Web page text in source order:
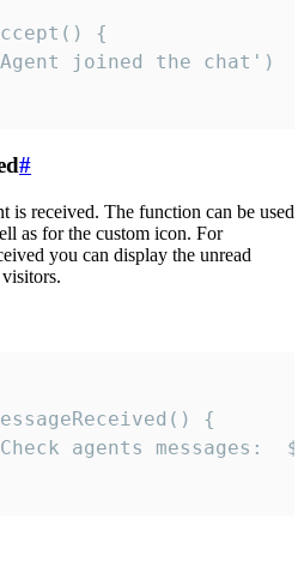
{
#
is received. The function can be used
as for the custom icon. For
you can display the unread
{